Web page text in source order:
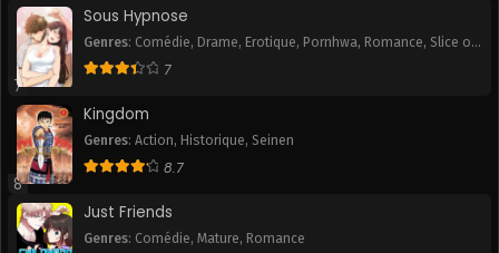
7
Sous Hypnose
Genres: Comédie, Drame, Erotique, Pornhwa, Romance, Slice of
Life,Smut 7
8
Kingdom
Genres: Action, Historique, Seinen
8.7
Just Friends
Genres: Comédie, Mature, Romance